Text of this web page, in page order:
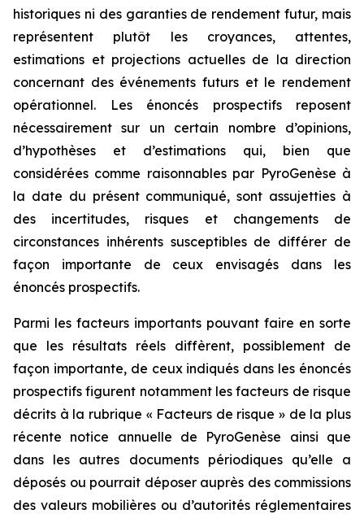
historiques ni des garanties de rendement futur, mais
représentent plutôt les croyances, attentes,
estimations et projections actuelles de la direction
concernant des événements futurs et le rendement
opérationnel. Les énoncés prospectifs reposent
nécessairement sur un certain nombre d’opinions,
d’hypothèses et d’estimations qui, bien que
considérées comme raisonnables par PyroGenèse à
la date du présent communiqué, sont assujetties à
des incertitudes, risques et changements de
circonstances inhérents susceptibles de différer de
façon importante de ceux envisagés dans les
énoncés prospectifs.
Parmi les facteurs importants pouvant faire en sorte
que les résultats réels diffèrent, possiblement de
façon importante, de ceux indiqués dans les énoncés
prospectifs figurent notamment les facteurs de risque
décrits à la rubrique « Facteurs de risque » de la plus
récente notice annuelle de PyroGenèse ainsi que
dans les autres documents périodiques qu’elle a
déposés ou pourrait déposer auprès des commissions
des valeurs mobilières ou d’autorités réglementaires